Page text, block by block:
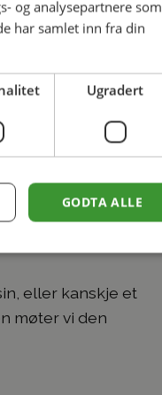
eller kanskje et
møter vi den
og analysepartnere som
har samlet inn fra din
Ugradert
GODTA ALLE